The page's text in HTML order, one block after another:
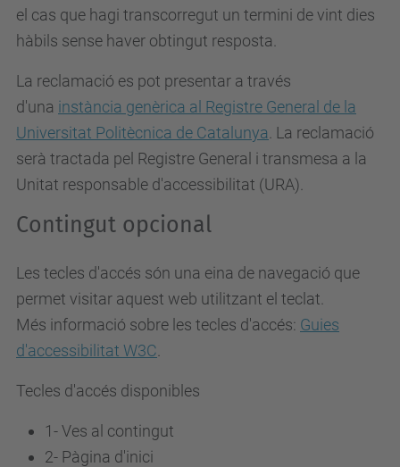
el cas que hagi transcorregut un termini de vint dies
hàbils sense haver obtingut resposta.
La reclamació es pot presentar a través
d'una instància genèrica al Registre General de la
Universitat Politècnica de Catalunya . La reclamació
serà tractada pel Registre General i transmesa a la
Unitat responsable d'accessibilitat (URA).
Contingut opcional
Les tecles d'accés són una eina de navegació que
permet visitar aquest web utilitzant el teclat.
Més informació sobre les tecles d'accés: Guies
d'accessibilitat W3C
Tecles d'accés disponibles
1- Ves al contingut
2- Pàgina d'inici